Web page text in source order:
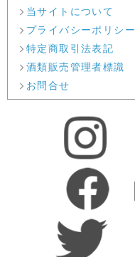
当サイトについて
プライバシーポリシー
特定商取引法表記
酒類販売管理者標識
お問合せ